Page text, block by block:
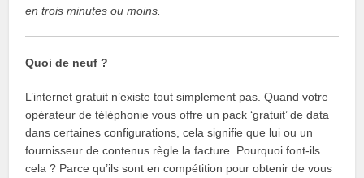
en trois minutes ou moins.
Quoi de neuf ?
L’internet gratuit n’existe tout simplement pas. Quand votre
opérateur de téléphonie vous offre un pack ‘gratuit’ de data
dans certaines configurations, cela signifie que lui ou un
fournisseur de contenus règle la facture. Pourquoi font-ils
cela ? Parce qu’ils sont en compétition pour obtenir de vous